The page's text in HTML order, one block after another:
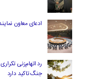
ادعای معاون
رد اتهام‌زنی
جنگ تاکید دارد